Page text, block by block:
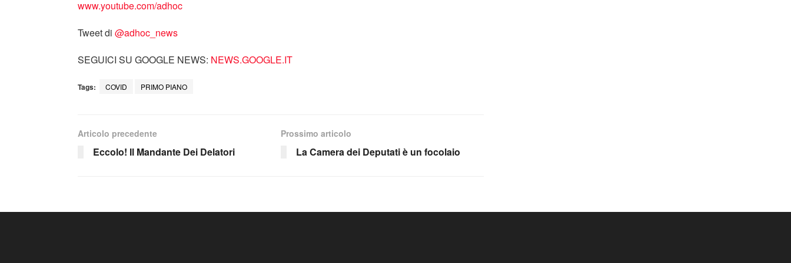
www.youtube.com/adhoc
Tweet di ‎@adhoc_news
SEGUICI SU GOOGLE NEWS: NEWS.GOOGLE.IT
Tags: COVID PRIMO PIANO
Articolo precedente
Eccolo! Il Mandante Dei Delatori
Prossimo articolo
La Camera dei Deputati è un focolaio